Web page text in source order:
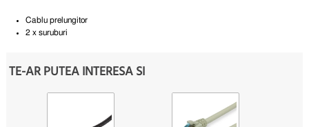
Cablu prelungitor
2 x suruburi
TE-AR PUTEA INTERESA SI